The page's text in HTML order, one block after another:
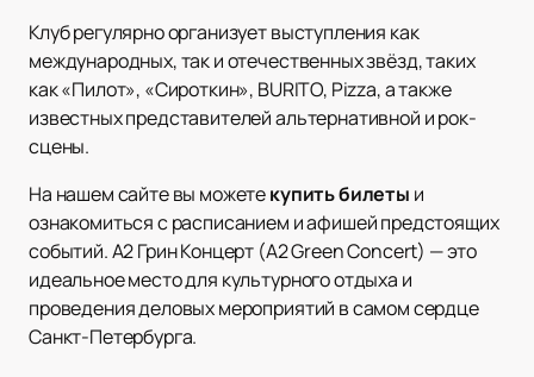
Клуб регулярно организует выступления как
международных, так и отечественных звёзд, таких
как «Пилот», «Сироткин», BURITO, Pizza, а также
известных представителей альтернативной и рок-
сцены.
На нашем сайте вы можетекупить билеты и
ознакомиться с расписанием и афишей предстоящих
событий. А2 Грин Концерт (A2 Green Concert) — это
идеальное место для культурного отдыха и
проведения деловых мероприятий в самом сердце
Санкт-Петербурга.